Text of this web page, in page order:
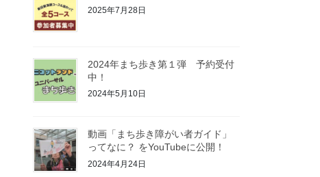
2025年7月28日
2024年まち歩き第１弾 予約受付
中！
2024年5月10日
動画「まち歩き障がい者ガイド」
ってなに？ をYouTubeに公開！
2024年4月24日